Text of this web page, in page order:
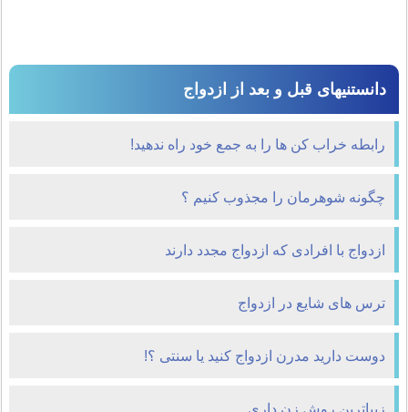
دانستنیهای قبل و بعد از ازدواج
رابطه خراب کن ها را به جمع خود راه ندهید!
چگونه شوهرمان را مجذوب کنیم ؟
ازدواج با افرادی که ازدواج مجدد دارند
ترس های شایع در ازدواج
دوست دارید مدرن ازدواج کنید یا سنتی ؟!‌